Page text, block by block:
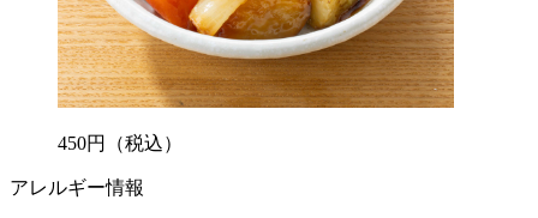
450円 （税込）
アレルギー情報